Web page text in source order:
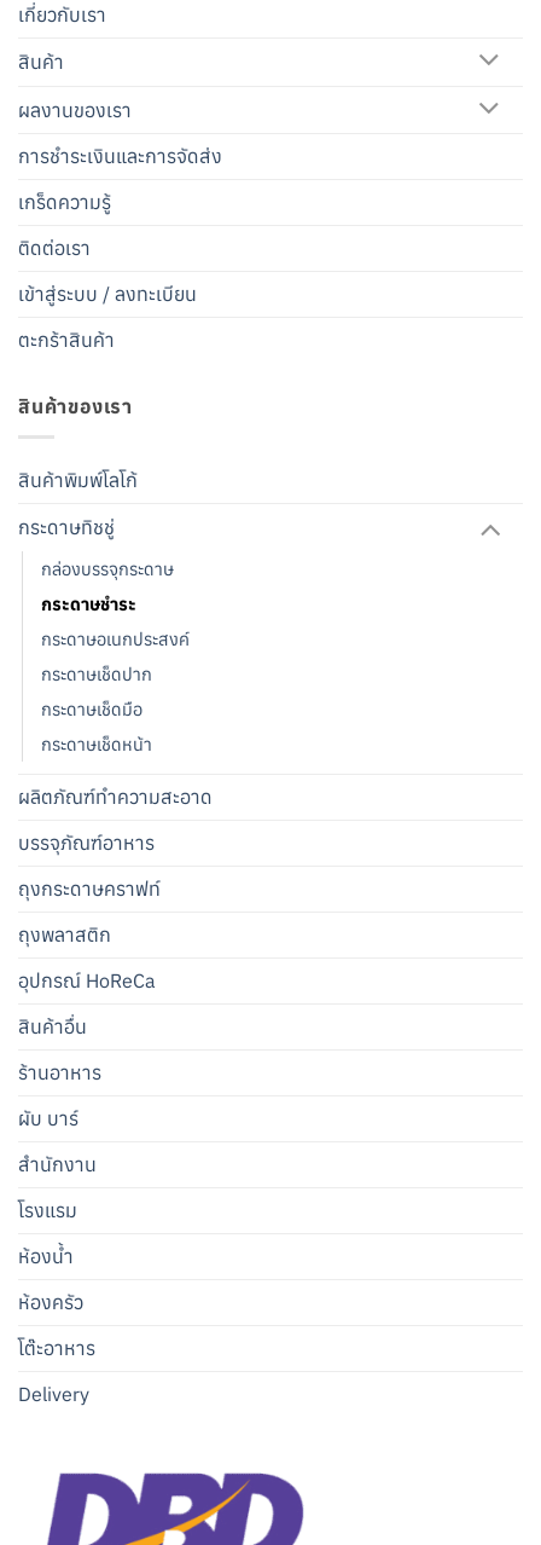
เกี่ยวกับเรา
สินค้า
ผลงานของเรา
การชำระเงินและการจัดส่ง
เกร็ดความรู้
ติดต่อเรา
เข้าสู่ระบบ / ลงทะเบียน
ตะกร้าสินค้า
สินค้าของเรา
สินค้าพิมพ์โลโก้
กระดาษทิชชู่
กล่องบรรจุกระดาษ
กระดาษชำระ
กระดาษอเนกประสงค์
กระดาษเช็ดปาก
กระดาษเช็ดมือ
กระดาษเช็ดหน้า
ผลิตภัณฑ์ทำความสะอาด
บรรจุภัณฑ์อาหาร
ถุงกระดาษคราฟท์
ถุงพลาสติก
อุปกรณ์ HoReCa
สินค้าอื่น
ร้านอาหาร
ผับ บาร์
สำนักงาน
โรงแรม
ห้องน้ำ
ห้องครัว
โต๊ะอาหาร
Delivery